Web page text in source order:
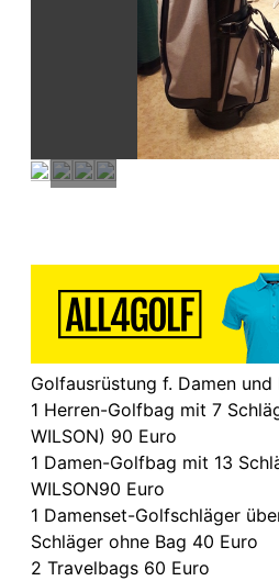
Golfausrüstung f. Damen
1 Herren-Golfbag mit 7
WILSON) 90 Euro
1 Damen-Golfbag mit 13
WILSON90 Euro
1 Damenset-Golfschläger
Schläger ohne Bag 40 Euro
2 Travelbags 60 Euro